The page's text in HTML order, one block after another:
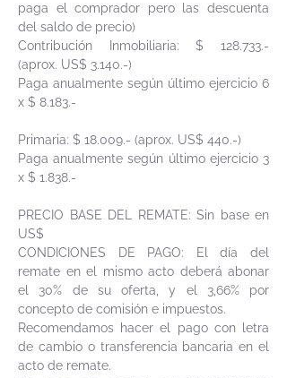
paga el comprador pero las descuenta
del saldo de precio)
Contribución Inmobiliaria: $ 128.733.-
(aprox. US$ 3.140.-)
Paga anualmente según último ejercicio 6
x $ 8.183.-
Primaria: $ 18.009.- (aprox. US$ 440.-)
Paga anualmente según último ejercicio 3
x $ 1.838.-
PRECIO BASE DEL REMATE: Sin base en
US$
CONDICIONES DE PAGO: El día del
remate en el mismo acto deberá abonar
el 30% de su oferta, y el 3,66% por
concepto de comisión e impuestos.
Recomendamos hacer el pago con letra
de cambio o transferencia bancaria en el
acto de remate.